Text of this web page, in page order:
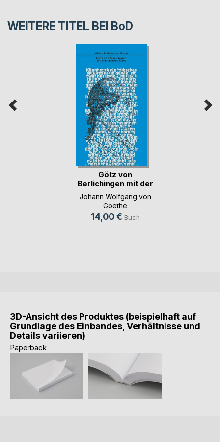
WEITERE TITEL BEI BoD
Götz von
Berlichingen mit der
eise(...)
Johann Wolfgang von
Goethe
14,00 € Buch
3D-Ansicht des Produktes (beispielhaft auf
Grundlage des Einbandes, Verhältnisse und
Details variieren)
Paperback